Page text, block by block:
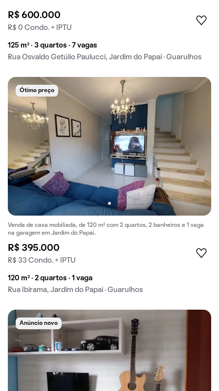
R$ 600.000
R$ 0 Condo. + IPTU
125 m² · 3 quartos · 7 vagas
Rua Osvaldo Getúlio Paulucci, Jardim do Papai · Guarulhos
Ótimo preço
Venda de casa mobiliada, de 120 m² com 2 quartos, 2 banheiros e 1 vaga
na garagem em Jardim do Papai.
R$ 395.000
R$ 33 Condo. + IPTU
120 m² · 2 quartos · 1 vaga
Rua Ibirama, Jardim do Papai · Guarulhos
Anúncio novo